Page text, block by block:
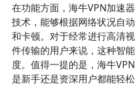
在功能方面，海牛VPN加速
技术，能够根据网络状况自
和卡顿。对于经常进行高清
件传输的用户来说，这种智
度。值得一提的是，海牛
是新手还是资深用户都能轻